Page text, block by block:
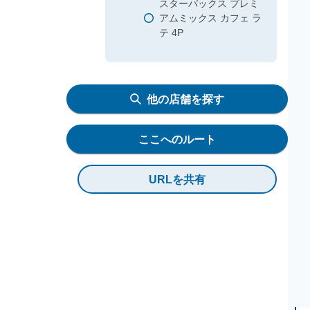
スターバックス プレミ
アムミックス カフェ ラ
テ 4P
他の店舗を探す
ここへのルート
URLを共有